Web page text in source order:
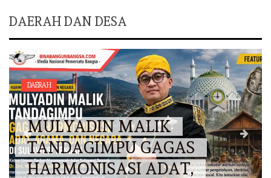
DAERAH DAN DESA
DAERAH
MULYADIN MALIK
TANDAGIMPU GAGAS
HARMONISASI ADAT,